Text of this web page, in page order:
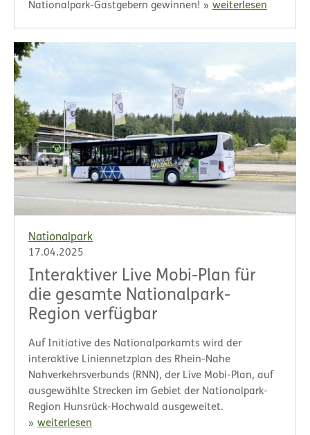
Nationalpark-Gastgebern gewinnen!
weiterlesen
Nationalpark
17.04.2025
Interaktiver Live Mobi-Plan für
die gesamte Nationalpark-
Region verfügbar
Auf Initiative des Nationalparkamts wird der
interaktive Liniennetzplan des Rhein-Nahe
Nahverkehrsverbunds (RNN), der Live Mobi-Plan, auf
ausgewählte Strecken im Gebiet der Nationalpark-
Region Hunsrück-Hochwald ausgeweitet.
weiterlesen